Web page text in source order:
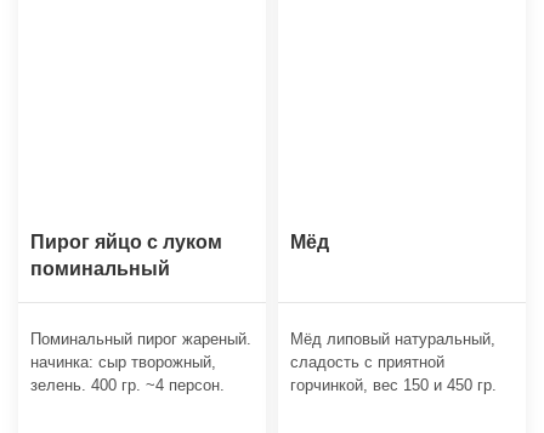
Пирог яйцо с луком
поминальный
Поминальный пирог жареный.
начинка: сыр творожный,
зелень. 400 гр. ~4 персон.
Мёд
Мёд липовый натуральный,
сладость с приятной
горчинкой, вес 150 и 450 гр.